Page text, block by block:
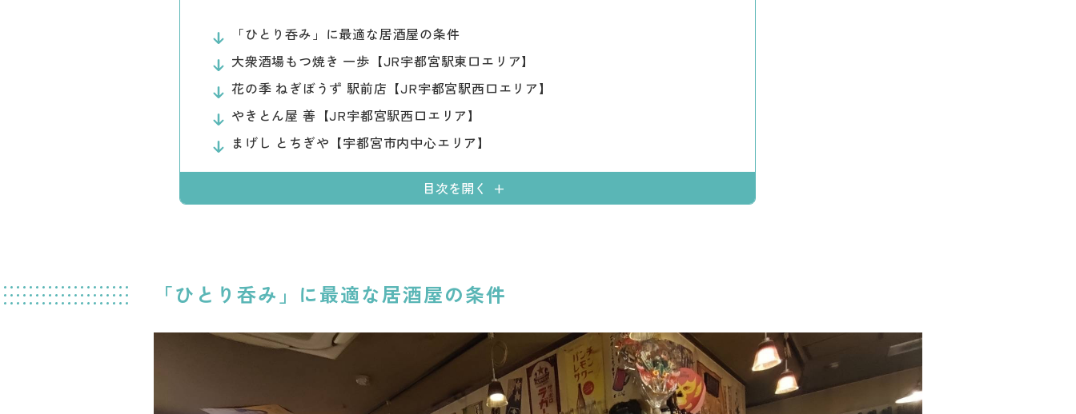
「ひとり呑み」に最適な居酒屋の条件
大衆酒場もつ焼き 一歩【JR宇都宮駅東口エリア】
花の季 ねぎぼうず 駅前店【JR宇都宮駅西口エリア】
やきとん屋 善【JR宇都宮駅西口エリア】
まげし とちぎや【宇都宮市内中心エリア】
目次を開く
「ひとり呑み」に最適な居酒屋の条件